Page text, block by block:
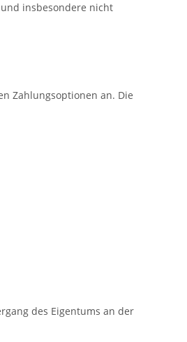
insbesondere nicht
Zahlungsoptionen an. Die
des Eigentums an der